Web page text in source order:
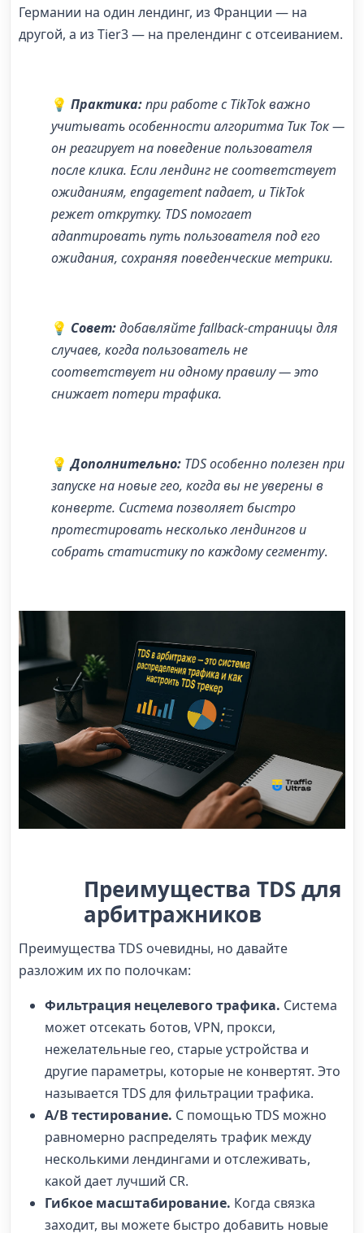
Германии на один лендинг, из Франции — на
другой, а из Tier3 — на прелендинг с отсеиванием.
💡 Практика:при работе с TikTok важно
учитывать особенностиалгоритма Тик Ток—
он реагирует на поведение пользователя
после клика. Если лендинг не соответствует
ожиданиям, engagement падает, и TikTok
режет открутку. TDS помогает
адаптировать путь пользователя под его
ожидания, сохраняя поведенческие метрики.
💡 Совет:добавляйте fallback-страницы для
случаев, когда пользователь не
соответствует ни одному правилу — это
снижает потери трафика.
💡Дополнительно: TDS особенно полезен при
запуске на новые гео, когда вы не уверены в
конверте. Система позволяет быстро
протестировать несколько лендингов и
собрать статистику по каждому сегменту.
Преимущества TDS для
арбитражников
Преимущества TDS очевидны, но давайте
разложим их по полочкам:
Фильтрация нецелевого трафика. Система
может отсекать ботов, VPN, прокси,
нежелательные гео, старые устройства и
другие параметры, которые не конвертят. Это
называется TDS для фильтрации трафика.
A/B тестирование. С помощью TDS можно
равномерно распределять трафик между
несколькими лендингами и отслеживать,
какой дает лучший CR.
Гибкое масштабирование. Когда связка
заходит, вы можете быстро добавить новые